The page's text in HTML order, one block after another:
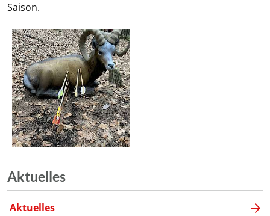
Saison.
Aktuelles
Aktuelles